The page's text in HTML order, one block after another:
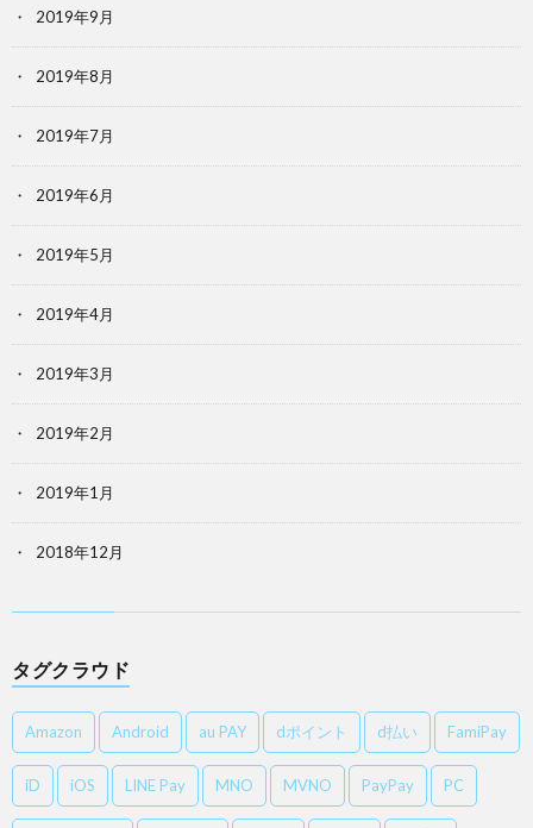
2019年9月
2019年8月
2019年7月
2019年6月
2019年5月
2019年4月
2019年3月
2019年2月
2019年1月
2018年12月
タグクラウド
Amazon Android au PAY dポイント d払い FamiPay
iD iOS LINE Pay MNO MVNO PayPay PC